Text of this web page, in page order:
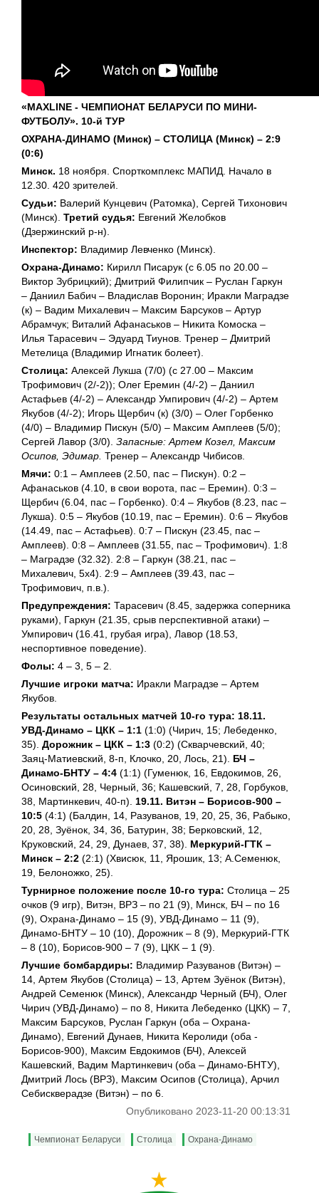
«MAXLINE - ЧЕМПИОНАТ БЕЛАРУСИ ПО МИНИ-
ФУТБОЛУ». 10-й ТУР
ОХРАНА-ДИНАМО (Минск) – СТОЛИЦА (Минск) – 2:9
(0:6)
Минск. 18 ноября. Спорткомплекс МАПИД. Начало в
12.30. 420 зрителей.
Судьи: Валерий Кунцевич (Ратомка), Сергей Тихонович
(Минск). Третий судья: Евгений Желобков
(Дзержинский р-н).
Инспектор: Владимир Левченко (Минск).
Охрана-Динамо: Кирилл Писарук (с 6.05 по 20.00 –
Виктор Зубрицкий); Дмитрий Филипчик – Руслан Гаркун
– Даниил Бабич – Владислав Воронин; Иракли Маградзе
(к) – Вадим Михалевич – Максим Барсуков – Артур
Абрамчук; Виталий Афанаськов – Никита Комоска –
Илья Тарасевич – Эдуард Тиунов. Тренер – Дмитрий
Метелица (Владимир Игнатик болеет).
Столица: Алексей Лукша (7/0) (с 27.00 – Максим
Трофимович (2/-2)); Олег Еремин (4/-2) – Даниил
Астафьев (4/-2) – Александр Умпирович (4/-2) – Артем
Якубов (4/-2); Игорь Щербич (к) (3/0) – Олег Горбенко
(4/0) – Владимир Пискун (5/0) – Максим Амплеев (5/0);
Сергей Лавор (3/0). Запасные: Артем Козел, Максим
Осипов, Эдимар. Тренер – Александр Чибисов.
Мячи: 0:1 – Амплеев (2.50, пас – Пискун). 0:2 –
Афанаськов (4.10, в свои ворота, пас – Еремин). 0:3 –
Щербич (6.04, пас – Горбенко). 0:4 – Якубов (8.23, пас –
Лукша). 0:5 – Якубов (10.19, пас – Еремин). 0:6 – Якубов
(14.49, пас – Астафьев). 0:7 – Пискун (23.45, пас –
Амплеев). 0:8 – Амплеев (31.55, пас – Трофимович). 1:8
– Маградзе (32.32). 2:8 – Гаркун (38.21, пас –
Михалевич, 5х4). 2:9 – Амплеев (39.43, пас –
Трофимович, п.в.).
Предупреждения: Тарасевич (8.45, задержка соперника
руками), Гаркун (21.35, срыв перспективной атаки) –
Умпирович (16.41, грубая игра), Лавор (18.53,
неспортивное поведение).
Фолы: 4 – 3, 5 – 2.
Лучшие игроки матча: Иракли Маградзе – Артем
Якубов.
Результаты остальных матчей 10-го тура: 18.11.
УВД-Динамо – ЦКК – 1:1 (1:0) (Чирич, 15; Лебеденко,
35). Дорожник – ЦКК – 1:3 (0:2) (Скварчевский, 40;
Заяц-Матиевский, 8-п, Клочко, 20, Лось, 21). БЧ –
Динамо-БНТУ – 4:4 (1:1) (Гуменюк, 16, Евдокимов, 26,
Осиновский, 28, Черный, 36; Кашевский, 7, 28, Горбуков,
38, Мартинкевич, 40-п). 19.11. Витэн – Борисов-900 –
10:5 (4:1) (Балдин, 14, Разуванов, 19, 20, 25, 36, Рабыко,
20, 28, Зуёнок, 34, 36, Батурин, 38; Берковский, 12,
Круковский, 24, 29, Дунаев, 37, 38). Меркурий-ГТК –
Минск – 2:2 (2:1) (Хвисюк, 11, Ярошик, 13; А.Семенюк,
19, Белоножко, 25).
Турнирное положение после 10-го тура: Столица – 25
очков (9 игр), Витэн, ВРЗ – по 21 (9), Минск, БЧ – по 16
(9), Охрана-Динамо – 15 (9), УВД-Динамо – 11 (9),
Динамо-БНТУ – 10 (10), Дорожник – 8 (9), Меркурий-ГТК
– 8 (10), Борисов-900 – 7 (9), ЦКК – 1 (9).
Лучшие бомбардиры: Владимир Разуванов (Витэн) –
14, Артем Якубов (Столица) – 13, Артем Зуёнок (Витэн),
Андрей Семенюк (Минск), Александр Черный (БЧ), Олег
Чирич (УВД-Динамо) – по 8, Никита Лебеденко (ЦКК) – 7,
Максим Барсуков, Руслан Гаркун (оба – Охрана-
Динамо), Евгений Дунаев, Никита Керолиди (оба -
Борисов-900), Максим Евдокимов (БЧ), Алексей
Кашевский, Вадим Мартинкевич (оба – Динамо-БНТУ),
Дмитрий Лось (ВРЗ), Максим Осипов (Столица), Арчил
Себискверадзе (Витэн) – по 6.
Опубликовано 2023-11-20 00:13:31
Чемпионат Беларуси Столица Охрана-Динамо